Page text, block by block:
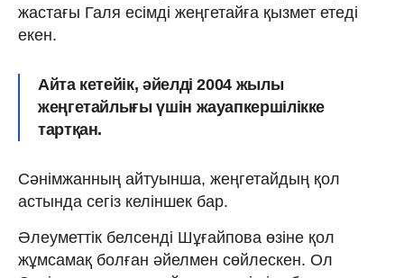
жастағы Галя есімді жеңгетайға қызмет етеді
екен.
Айта кетейік, әйелді 2004 жылы
жеңгетайлығы үшін жауапкершілікке
тартқан.
Сәнімжанның айтуынша, жеңгетайдың қол
астында сегіз келіншек бар.
Әлеуметтік белсенді Шұғайпова өзіне қол
жұмсамақ болған әйелмен сөйлескен. Ол